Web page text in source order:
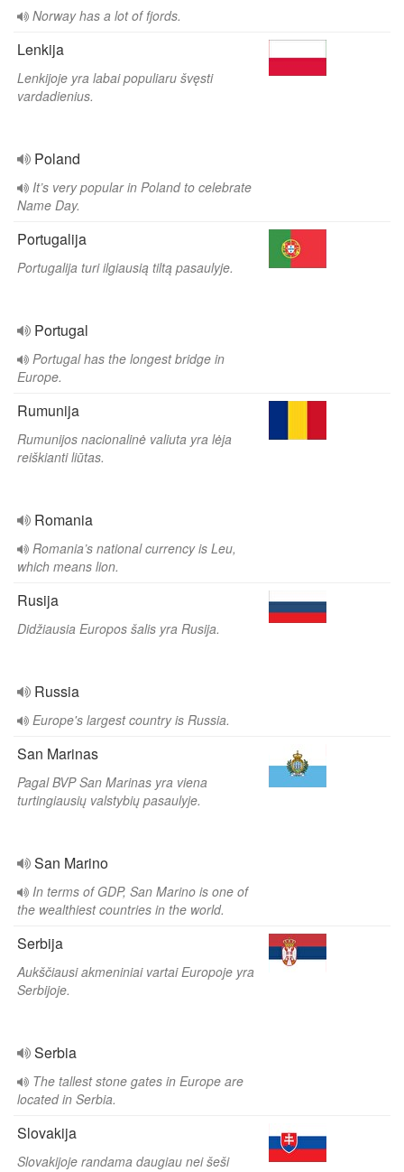
Norway has a lot of fjords.
Lenkija
Lenkijoje yra labai populiaru švęsti
vardadienius.
Poland
It’s very popular in Poland to celebrate
Name Day.
Portugalija
Portugalija turi ilgiausią tiltą pasaulyje.
Portugal
Portugal has the longest bridge in
Europe.
Rumunija
Rumunijos nacionalinė valiuta yra lėja
reiškianti liūtas.
Romania
Romania’s national currency is Leu,
which means lion.
Rusija
Didžiausia Europos šalis yra Rusija.
Russia
Europe's largest country is Russia.
San Marinas
Pagal BVP San Marinas yra viena
turtingiausių valstybių pasaulyje.
San Marino
In terms of GDP, San Marino is one of
the wealthiest countries in the world.
Serbija
Aukščiausi akmeniniai vartai Europoje yra
Serbijoje.
Serbia
The tallest stone gates in Europe are
located in Serbia.
Slovakija
Slovakijoje randama daugiau nei šeši